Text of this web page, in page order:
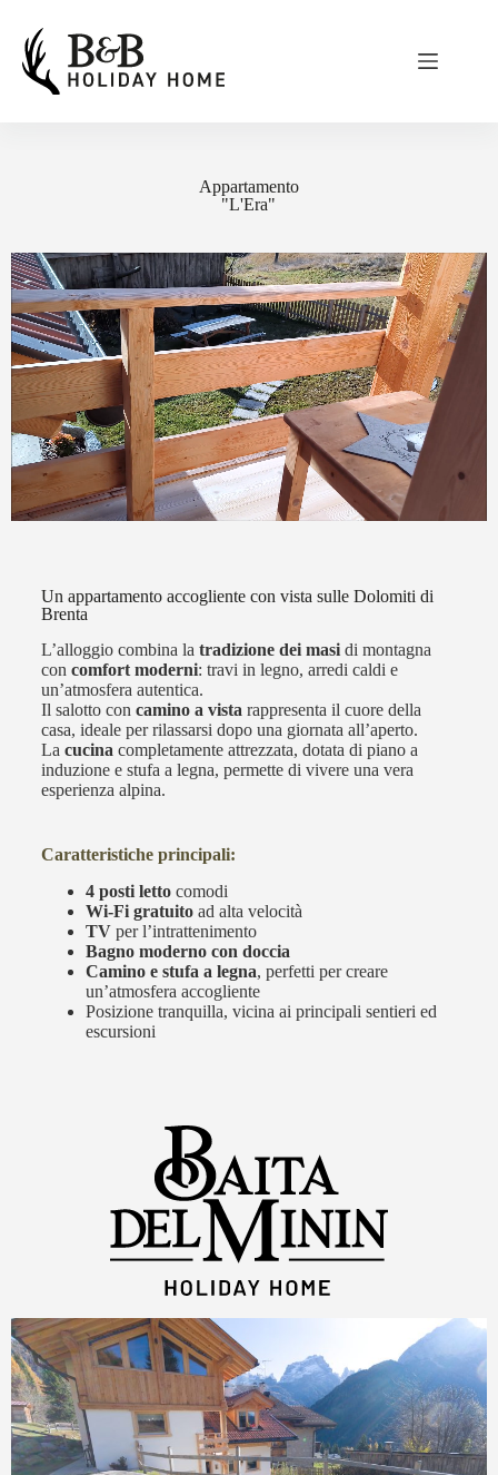
Appartamento
"L'Era"
Un appartamento accogliente con vista sulle Dolomiti di
Brenta
L’alloggio combina la tradizione dei masidi montagna
con comfort moderni: travi in legno, arredi caldi e
un’atmosfera autentica.
Il salotto con camino a vista rappresenta il cuore della
casa, ideale per rilassarsi dopo una giornata all’aperto.
La cucina completamente attrezzata, dotata di piano a
induzione e stufa a legna, permette di vivere una vera
esperienza alpina.
Caratteristiche principali:
4 posti lettocomodi
Wi-Fi gratuitoad alta velocità
TVper l’intrattenimento
Bagno moderno con doccia
Camino e stufa a legna, perfetti per creare
un’atmosfera accogliente
Posizione tranquilla, vicina ai principali sentieri ed
escursioni